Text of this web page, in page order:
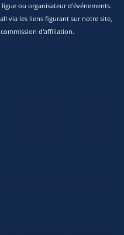
ou organisateur d'événements.
via les liens figurant sur notre site,
d'affiliation.